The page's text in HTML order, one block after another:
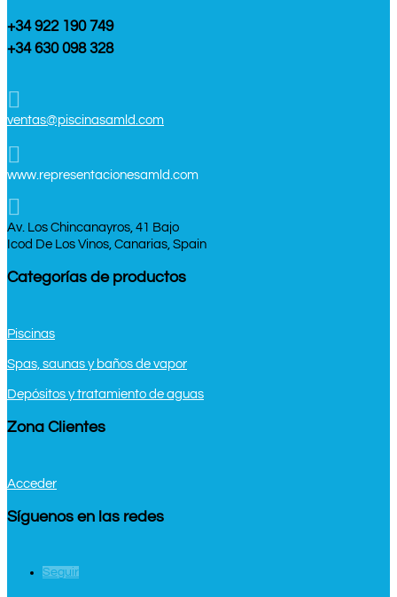
+34 922 190 749
+34 630 098 328

ventas@piscinasamld.com

www.representacionesamld.com

Av. Los Chincanayros, 41 Bajo
Icod De Los Vinos, Canarias, Spain
Categorías de productos
Piscinas
Spas, saunas y baños de vapor
Depósitos y tratamiento de aguas
Zona Clientes
Acceder
Síguenos en las redes
Seguir